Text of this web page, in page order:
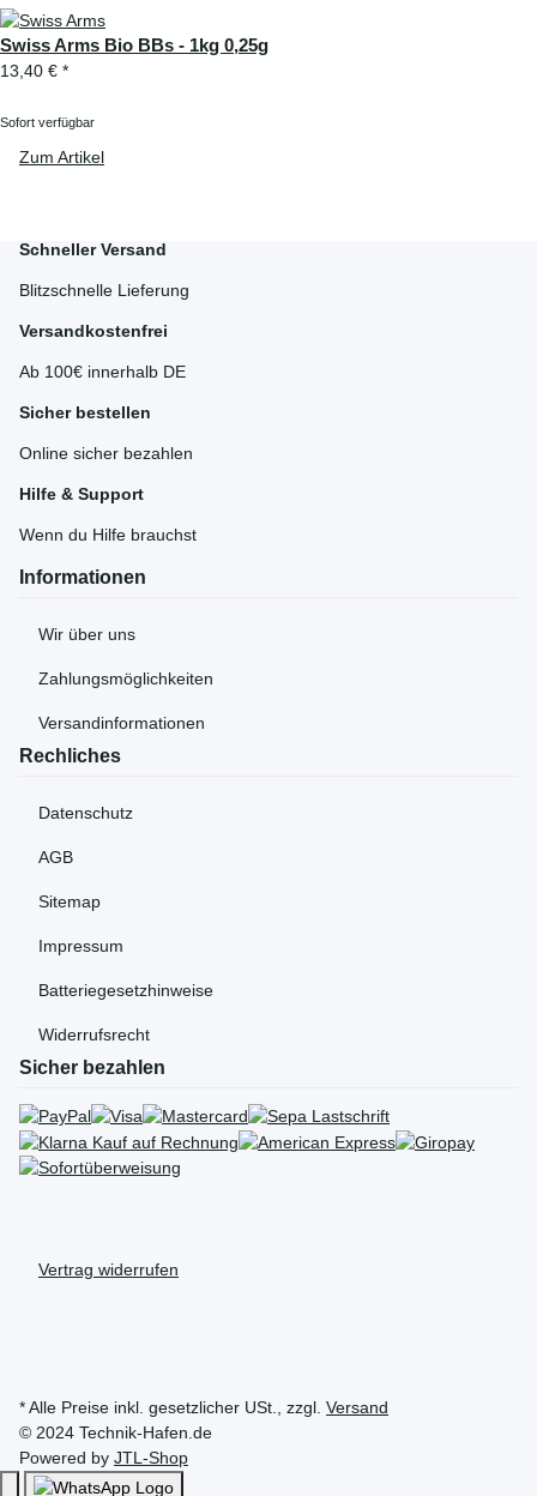
Swiss Arms Bio BBs - 1kg 0,25g
13,40 € *
Sofort verfügbar
Zum Artikel
Schneller Versand
Blitzschnelle Lieferung
Versandkostenfrei
Ab 100€ innerhalb DE
Sicher bestellen
Online sicher bezahlen
Hilfe & Support
Wenn du Hilfe brauchst
Informationen
Wir über uns
Zahlungsmöglichkeiten
Versandinformationen
Rechliches
Datenschutz
AGB
Sitemap
Impressum
Batteriegesetzhinweise
Widerrufsrecht
Sicher bezahlen
Vertrag widerrufen
* Alle Preise inkl. gesetzlicher USt., zzgl. Versand
© 2024 Technik-Hafen.de
Powered by JTL-Shop